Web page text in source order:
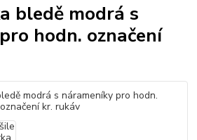
bledě modrá s
hodn. označení